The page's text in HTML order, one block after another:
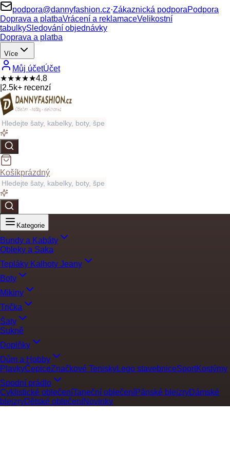
podpora@dannyfashion.cz·Zákaznická podporaPodpora
Doprava a platbaVrácení a reklamaceVelikostní
tabulkySledování objednávky
Doprava a platba
Více
Můj účetÚčet
★★★★★4.8
2.5k+ recenzí
Košíkprázdný
Kategorie
Bundy a Kabáty
Obleky a Saka
Tepláky Kalhoty Jeany
Boty
Mikiny
Trička
Šaty
Sukně
Doplňky
Dům a Hobby
PlavkyČepiceZnačkové TeniskyLego stavebniceSportKostýmy
Spodní prádlo
Cyklistické oblečeníTaneční oblečeníPánské blejzryDámské
blejzryDětské oblečeníNovinky